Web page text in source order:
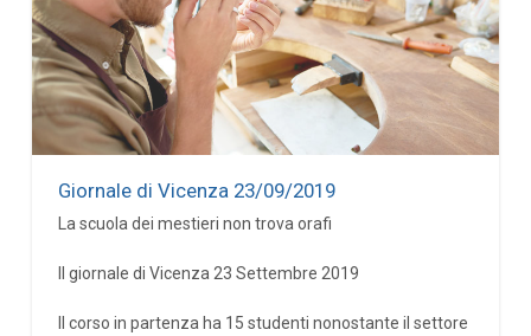
Giornale di Vicenza 23/09/2019
La scuola dei mestieri non trova orafi
Il giornale di Vicenza 23 Settembre 2019
Il corso in partenza ha 15 studenti nonostante il settore